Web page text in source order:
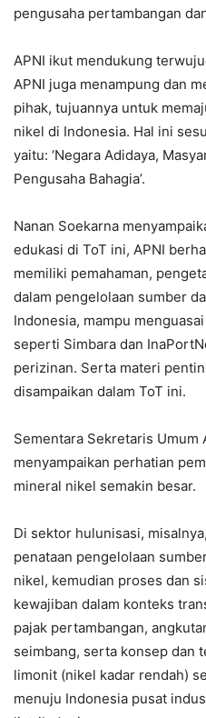
pengusaha pertambangan
APNI ikut mendukung
APNI juga menampung dan
pihak, tujuannya untuk
nikel di Indonesia. Hal ini
yaitu: ‘Negara Adidaya,
Pengusaha Bahagia’.
Nanan Soekarna
edukasi di ToT ini, APNI
memiliki pemahaman,
dalam pengelolaan sumber
Indonesia, mampu
seperti Simbara dan
perizinan. Serta materi
disampaikan dalam ToT ini.
Sementara Sekretaris Umum
menyampaikan perhatian
mineral nikel semakin besar.
Di sektor hulunisasi,
penataan pengelolaan
nikel, kemudian proses dan
kewajiban dalam konteks
pajak pertambangan,
seimbang, serta konsep dan
limonit (nikel kadar rendah)
menuju Indonesia pusat